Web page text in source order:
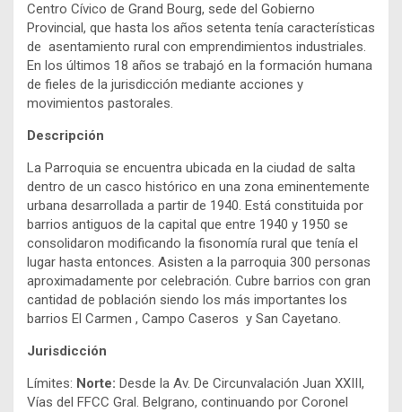
Centro Cívico de Grand Bourg, sede del Gobierno
Provincial, que hasta los años setenta tenía características
de asentamiento rural con emprendimientos industriales.
En los últimos 18 años se trabajó en la formación humana
de fieles de la jurisdicción mediante acciones y
movimientos pastorales.
Descripción
La Parroquia se encuentra ubicada en la ciudad de salta
dentro de un casco histórico en una zona eminentemente
urbana desarrollada a partir de 1940. Está constituida por
barrios antiguos de la capital que entre 1940 y 1950 se
consolidaron modificando la fisonomía rural que tenía el
lugar hasta entonces. Asisten a la parroquia 300 personas
aproximadamente por celebración. Cubre barrios con gran
cantidad de población siendo los más importantes los
barrios El Carmen , Campo Caseros y San Cayetano.
Jurisdicción
Límites: Norte: Desde la Av. De Circunvalación Juan XXIII,
Vías del FFCC Gral. Belgrano, continuando por Coronel